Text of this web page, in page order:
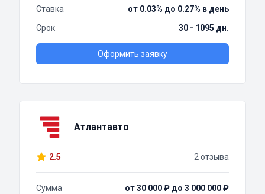
Ставка
от 0.03% до 0.27% в день
Срок
30 - 1095 дн.
Оформить заявку
Атлантавто
2.5 2 отзыва
Сумма
от 30 000 ₽ до 3 000 000 ₽